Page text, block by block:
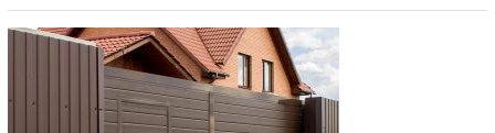
освещения светодиодные лампы завоевали
популярность как в жилых, так и в коммерческих
помещениях. В этой статье мы углубимся в
светодиодные лампы, изучим их технологию,